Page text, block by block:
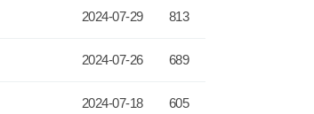
2024-07-29 813
2024-07-26 689
2024-07-18 605